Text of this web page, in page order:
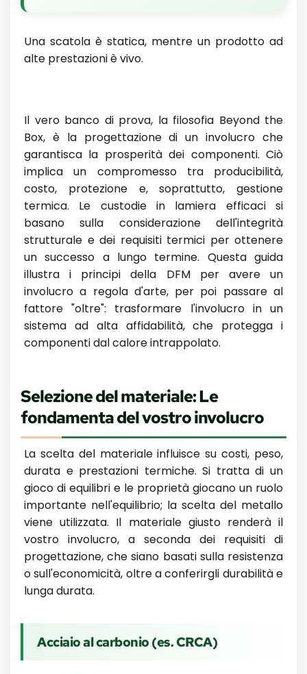
Una scatola è statica, mentre un prodotto ad
alte prestazioni è vivo.
Il vero banco di prova, la filosofia Beyond the
Box, è la progettazione di un involucro che
garantisca la prosperità dei componenti. Ciò
implica un compromesso tra producibilità,
costo, protezione e, soprattutto, gestione
termica. Le custodie in lamiera efficaci si
basano sulla considerazione dell'integrità
strutturale e dei requisiti termici per ottenere
un successo a lungo termine. Questa guida
illustra i principi della DFM per avere un
involucro a regola d'arte, per poi passare al
fattore "oltre": trasformare l'involucro in un
sistema ad alta affidabilità, che protegga i
componenti dal calore intrappolato.
Selezione del materiale: Le
fondamenta del vostro involucro
La scelta del materiale influisce su costi, peso,
durata e prestazioni termiche. Si tratta di un
gioco di equilibri e le proprietà giocano un ruolo
importante nell'equilibrio; la scelta del metallo
viene utilizzata. Il materiale giusto renderà il
vostro involucro, a seconda dei requisiti di
progettazione, che siano basati sulla resistenza
o sull'economicità, oltre a conferirgli durabilità e
lunga durata.
Acciaio al carbonio (es. CRCA)